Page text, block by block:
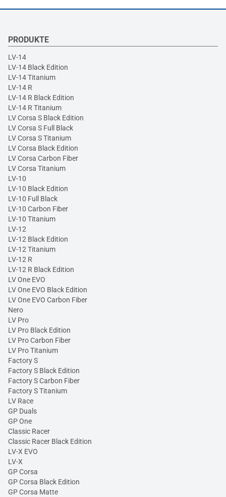
PRODUKTE
LV-14
LV-14 Black Edition
LV-14 Titanium
LV-14 R
LV-14 R Black Edition
LV-14 R Titanium
LV Corsa S Black Edition
LV Corsa S Full Black
LV Corsa S Titanium
LV Corsa Black Edition
LV Corsa Carbon Fiber
LV Corsa Titanium
LV-10
LV-10 Black Edition
LV-10 Full Black
LV-10 Carbon Fiber
LV-10 Titanium
LV-12
LV-12 Black Edition
LV-12 Titanium
LV-12 R
LV-12 R Black Edition
LV One EVO
LV One EVO Black Edition
LV One EVO Carbon Fiber
Nero
LV Pro
LV Pro Black Edition
LV Pro Carbon Fiber
LV Pro Titanium
Factory S
Factory S Black Edition
Factory S Carbon Fiber
Factory S Titanium
LV Race
GP Duals
GP One
Classic Racer
Classic Racer Black Edition
LV-X EVO
LV-X
GP Corsa
GP Corsa Black Edition
GP Corsa Matte